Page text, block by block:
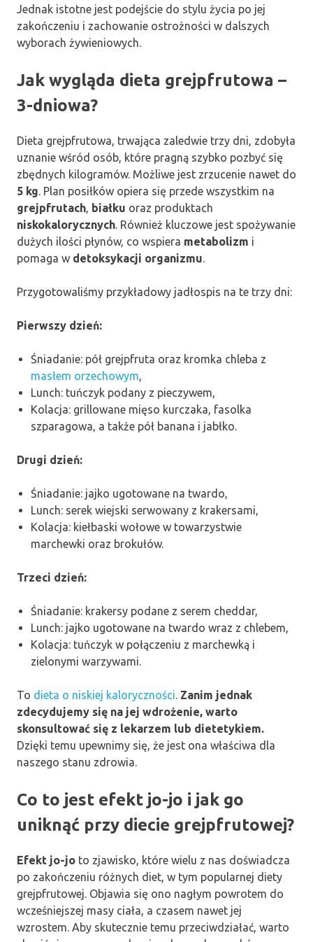
Jednak istotne jest podejście do stylu życia po jej
zakończeniu i zachowanie ostrożności w dalszych
wyborach żywieniowych.
Jak wygląda dieta grejpfrutowa –
3-dniowa?
Dieta grejpfrutowa, trwająca zaledwie trzy dni, zdobyła
uznanie wśród osób, które pragną szybko pozbyć się
zbędnych kilogramów. Możliwe jest zrzucenie nawet do
5 kg. Plan posiłków opiera się przede wszystkim na
grejpfrutach, białku oraz produktach
niskokalorycznych. Również kluczowe jest spożywanie
dużych ilości płynów, co wspiera metabolizm i
pomaga w detoksykacji organizmu.
Przygotowaliśmy przykładowy jadłospis na te trzy dni:
Pierwszy dzień:
Śniadanie: pół grejpfruta oraz kromka chleba z
masłem orzechowym,
Lunch: tuńczyk podany z pieczywem,
Kolacja: grillowane mięso kurczaka, fasolka
szparagowa, a także pół banana i jabłko.
Drugi dzień:
Śniadanie: jajko ugotowane na twardo,
Lunch: serek wiejski serwowany z krakersami,
Kolacja: kiełbaski wołowe w towarzystwie
marchewki oraz brokułów.
Trzeci dzień:
Śniadanie: krakersy podane z serem cheddar,
Lunch: jajko ugotowane na twardo wraz z chlebem,
Kolacja: tuńczyk w połączeniu z marchewką i
zielonymi warzywami.
To dieta o niskiej kaloryczności. Zanim jednak
zdecydujemy się na jej wdrożenie, warto
skonsultować się z lekarzem lub dietetykiem.
Dzięki temu upewnimy się, że jest ona właściwa dla
naszego stanu zdrowia.
Co to jest efekt jo-jo i jak go
uniknąć przy diecie grejpfrutowej?
Efekt jo-jo to zjawisko, które wielu z nas doświadcza
po zakończeniu różnych diet, w tym popularnej diety
grejpfrutowej. Objawia się ono nagłym powrotem do
wcześniejszej masy ciała, a czasem nawet jej
wzrostem. Aby skutecznie temu przeciwdziałać, warto